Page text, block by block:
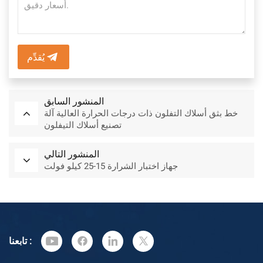
يُقدِّم
المنشور السابق
خط بثق أسلاك التفلون ذات درجات الحرارة العالية آلة
تصنيع أسلاك التيفلون
المنشور التالي
جهاز اختبار الشرارة 15-25 كيلو فولت
تابعنا :